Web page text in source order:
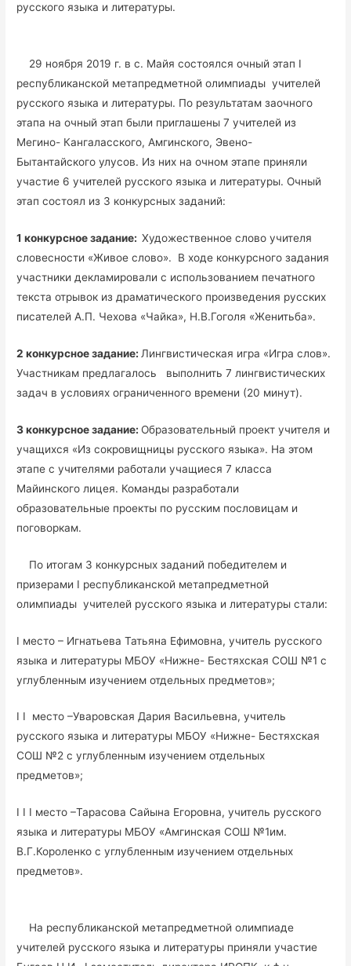
русского языка и литературы.
29 ноября 2019 г. в с. Майя состоялся очный этап I
республиканской метапредметной олимпиады учителей
русского языка и литературы. По результатам заочного
этапа на очный этап были приглашены 7 учителей из
Мегино- Кангаласского, Амгинского, Эвено-
Бытантайского улусов. Из них на очном этапе приняли
участие 6 учителей русского языка и литературы. Очный
этап состоял из 3 конкурсных заданий:
1 конкурсное задание:Художественное слово учителя
словесности «Живое слово». В ходе конкурсного задания
участники декламировали с использованием печатного
текста отрывок из драматического произведения русских
писателей А.П. Чехова «Чайка», Н.В.Гоголя «Женитьба».
2 конкурсное задание: Лингвистическая игра «Игра слов».
Участникам предлагалось выполнить 7 лингвистических
задач в условиях ограниченного времени (20 минут).
3 конкурсное задание: Образовательный проект учителя и
учащихся «Из сокровищницы русского языка». На этом
этапе с учителями работали учащиеся 7 класса
Майинского лицея. Команды разработали
образовательные проекты по русским пословицам и
поговоркам.
По итогам 3 конкурсных заданий победителем и
призерами I республиканской метапредметной
олимпиады учителей русского языка и литературы стали:
I место – Игнатьева Татьяна Ефимовна, учитель русского
языка и литературы МБОУ «Нижне- Бестяхская СОШ №1 с
углубленным изучением отдельных предметов»;
I I место –Уваровская Дария Васильевна, учитель
русского языка и литературы МБОУ «Нижне- Бестяхская
СОШ №2 с углубленным изучением отдельных
предметов»;
I I I место –Тарасова Сайына Егоровна, учитель русского
языка и литературы МБОУ «Амгинская СОШ №1им.
В.Г.Короленко с углубленным изучением отдельных
предметов».
На республиканской метапредметной олимпиаде
учителей русского языка и литературы приняли участие